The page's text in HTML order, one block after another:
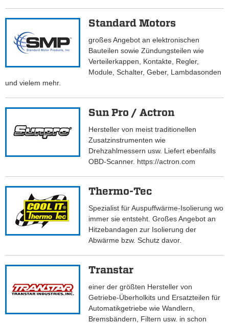
Standard Motors
großes Angebot an elektronischen
Bauteilen sowie Zündungsteilen wie
Verteilerkappen, Kontakte, Regler,
Module, Schalter, Geber, Lambdasonden
und vielem mehr.
Sun Pro / Actron
Hersteller von meist traditionellen
Zusatzinstrumenten wie
Drehzahlmessern usw. Liefert ebenfalls
OBD-Scanner. https://actron.com
Thermo-Tec
Spezialist für Auspuffwärme-Isolierung wo
immer sie entsteht. Großes Angebot an
Hitzebandagen zur Isolierung der
Abwärme bzw. Schutz davor.
Transtar
einer der größten Hersteller von
Getriebe-Überholkits und Ersatzteilen für
Automatikgetriebe wie Wandlern,
Bremsbändern, Filtern usw. in schon